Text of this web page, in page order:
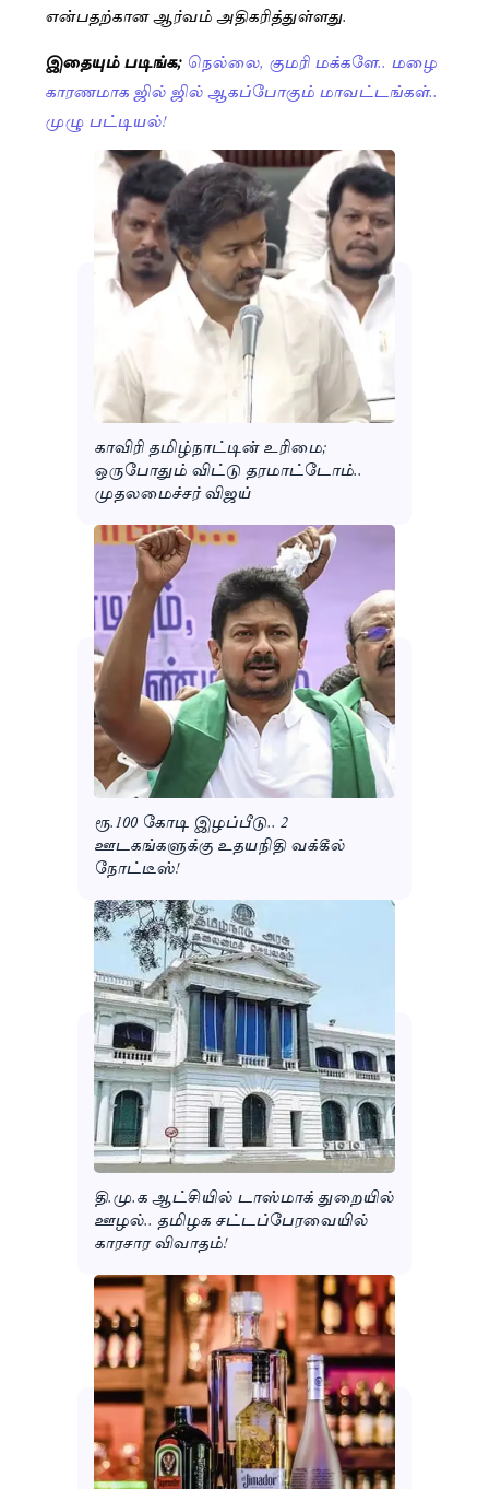
என்பதற்கான ஆர்வம் அதிகரித்துள்ளது.
இதையும் படிங்க; நெல்லை, குமரி மக்களே.. மழை
காரணமாக ஜில் ஜில் ஆகப்போகும் மாவட்டங்கள்..
முழு பட்டியல்!
காவிரி தமிழ்நாட்டின் உரிமை;
ஒருபோதும் விட்டு தரமாட்டோம்..
முதலமைச்சர் விஜய்
ரூ.100 கோடி இழப்பீடு.. 2
ஊடகங்களுக்கு உதயநிதி வக்கீல்
நோட்டீஸ்!
தி.மு.க ஆட்சியில் டாஸ்மாக் துறையில்
ஊழல்.. தமிழக சட்டப்பேரவையில்
காரசார விவாதம்!